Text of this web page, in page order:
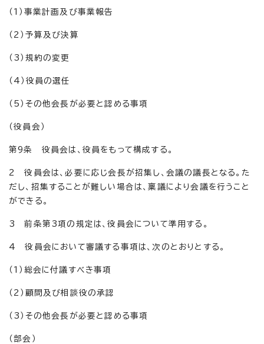
（1）事業計画及び事業報告
（2）予算及び決算
（3）規約の変更
（4）役員の選任
（5）その他会長が必要と認める事項
（役員会）
第9条 役員会は、役員をもって構成する。
2 役員会は、必要に応じ会長が招集し、会議の議長となる。た
だし、招集することが難しい場合は、稟議により会議を行うこと
ができる。
3 前条第3項の規定は、役員会について準用する。
4 役員会において審議する事項は、次のとおりとする。
（1）総会に付議すべき事項
（2）顧問及び相談役の承認
（3）その他会長が必要と認める事項
（部会）